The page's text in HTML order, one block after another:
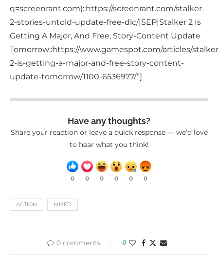
q=screenrant.com)::https://screenrant.com/stalker-
2-stories-untold-update-free-dlc/|SEP|Stalker 2 Is
Getting A Major, And Free, Story-Content Update
Tomorrow::https://www.gamespot.com/articles/
2-is-getting-a-major-and-free-story-content-
update-tomorrow/1100-6536977/”]
Have any thoughts?
Share your reaction or leave a quick response — we’d love
to hear what you think!
0 0 0 0 0 0
ACTION MIXED
0 comments 0